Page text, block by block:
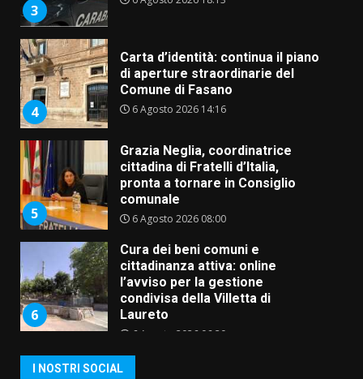
4 6 Agosto 2026 14:16
5
Grazia Neglia, coordinatrice
cittadina di Fratelli d’Italia,
pronta a tornare in Consiglio
comunale
6 Agosto 2026 08:00
6
Cura dei beni comuni e
cittadinanza attiva: online
l’avviso per la gestione
condivisa della Villetta di
Laureto
7
La magia del Minareto e la prima
assoluta de “L’Albergo
Belvedere. Il rapimento”
6 Agosto 2026 06:15
“I Contestatori: Musica di
Rivoluzione”: nuovo
I NOSTRI SOCIAL